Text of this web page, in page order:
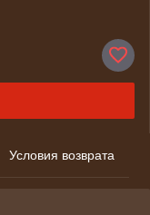
Условия возврата